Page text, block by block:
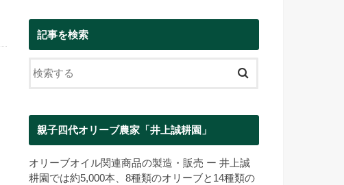
記事を検索
親子四代オリーブ農家「井上誠耕園」
オリーブオイル関連商品の製造・販売 ー 井上誠
耕園では約5,000本、8種類のオリーブと14種類の